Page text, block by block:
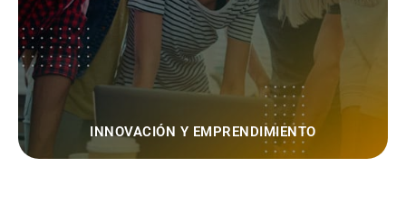
INNOVACIÓN Y EMPRENDIMIENTO